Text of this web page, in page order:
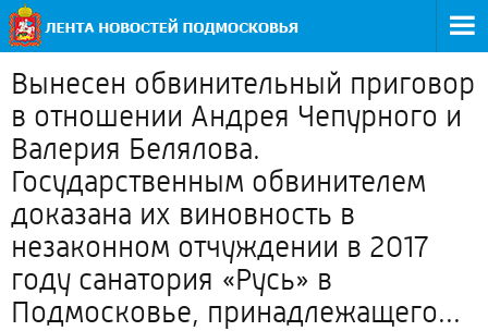
Вынесен обвинительный приговор
в отношении Андрея Чепурного и
Валерия Белялова.
Государственным обвинителем
доказана их виновность в
незаконном отчуждении в 2017
году санатория «Русь» в
Подмосковье, принадлежащего...